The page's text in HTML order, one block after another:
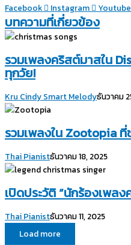
Facebook Instagram Youtube
บทความที่เกี่ยวข้อง
รวมเพลงคริสต์มาสใน
ทุกวัย!
Kru Cindy Smart Melodyธันวาคม
รวมเพลงใน Zootopia
Thai Pianistธันวาคม 18, 2025
เปิดประวัติ “นักร้องเพล
Thai Pianistธันวาคม 11, 2025
Load more